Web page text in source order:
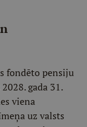
fondēto pensiju
gada 31.
viena
uz valsts